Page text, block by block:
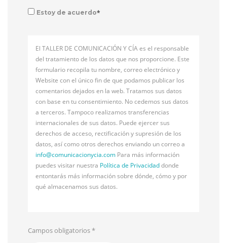
Estoy de acuerdo*
El TALLER DE COMUNICACIÓN Y CÍA es el responsable
del tratamiento de los datos que nos proporcione. Este
formulario recopila tu nombre, correo electrónico y
Website con el único fin de que podamos publicar los
comentarios dejados en la web. Tratamos sus datos
con base en tu consentimiento. No cedemos sus datos
a terceros. Tampoco realizamos transferencias
internacionales de sus datos. Puede ejercer sus
derechos de acceso, rectificación y supresión de los
datos, así como otros derechos enviando un correo a
info@comunicacionycia.com Para más información
puedes visitar nuestra Política de Privacidaddonde
entontarás más información sobre dónde, cómo y por
qué almacenamos sus datos.
Campos obligatorios*